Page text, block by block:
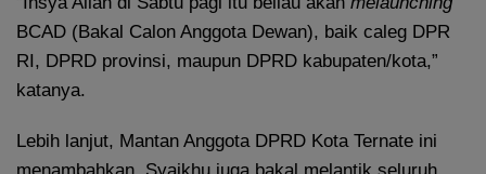
BCAD (Bakal Calon Anggota Dewan), baik caleg DPR
RI, DPRD provinsi, maupun DPRD kabupaten/kota,”
katanya.
Lebih lanjut, Mantan Anggota DPRD Kota Ternate ini